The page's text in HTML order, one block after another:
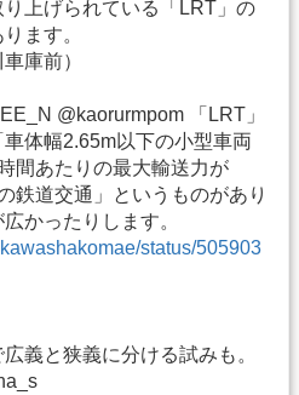
上げられている「LRT」の
ます。
庫前）
@kaorurmpom 「LRT」
体幅2.65m以下の小型車両
間あたりの最大輸送力が
鉄道交通」というものがあり
かったりします。
status/505903
義と狭義に分ける試みも。